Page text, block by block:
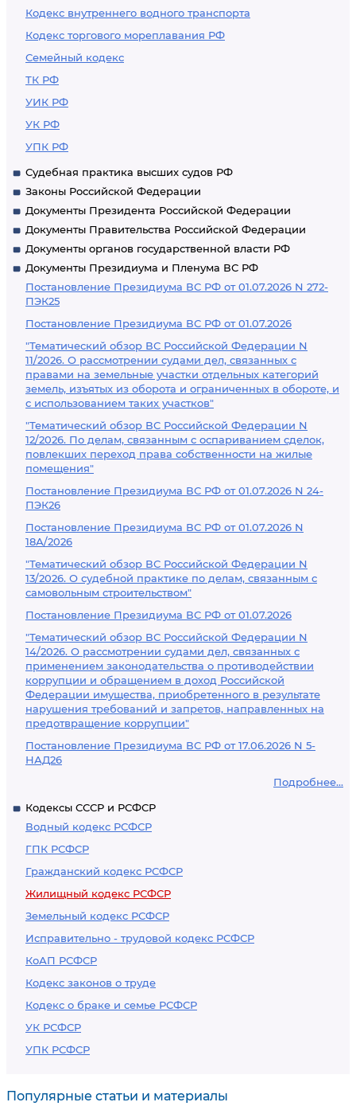
Кодекс внутреннего водного транспорта
Кодекс торгового мореплавания РФ
Семейный кодекс
ТК РФ
УИК РФ
УК РФ
УПК РФ
Судебная практика высших судов РФ
Законы Российской Федерации
Документы Президента Российской Федерации
Документы Правительства Российской Федерации
Документы органов государственной власти РФ
Документы Президиума и Пленума ВС РФ
Постановление Президиума ВС РФ от 01.07.2026 N 272-
ПЭК25
Постановление Президиума ВС РФ от 01.07.2026
"Тематический обзор ВС Российской Федерации N
11/2026. О рассмотрении судами дел, связанных с
правами на земельные участки отдельных категорий
земель, изъятых из оборота и ограниченных в обороте, и
с использованием таких участков"
"Тематический обзор ВС Российской Федерации N
12/2026. По делам, связанным с оспариванием сделок,
повлекших переход права собственности на жилые
помещения"
Постановление Президиума ВС РФ от 01.07.2026 N 24-
ПЭК26
Постановление Президиума ВС РФ от 01.07.2026 N
18А/2026
"Тематический обзор ВС Российской Федерации N
13/2026. О судебной практике по делам, связанным с
самовольным строительством"
Постановление Президиума ВС РФ от 01.07.2026
"Тематический обзор ВС Российской Федерации N
14/2026. О рассмотрении судами дел, связанных с
применением законодательства о противодействии
коррупции и обращением в доход Российской
Федерации имущества, приобретенного в результате
нарушения требований и запретов, направленных на
предотвращение коррупции"
Постановление Президиума ВС РФ от 17.06.2026 N 5-
НАД26
Подробнее...
Кодексы СССР и РСФСР
Водный кодекс РСФСР
ГПК РСФСР
Гражданский кодекс РСФСР
Жилищный кодекс РСФСР
Земельный кодекс РСФСР
Исправительно - трудовой кодекс РСФСР
КоАП РСФСР
Кодекс законов о труде
Кодекс о браке и семье РСФСР
УК РСФСР
УПК РСФСР
Популярные статьи и материалы